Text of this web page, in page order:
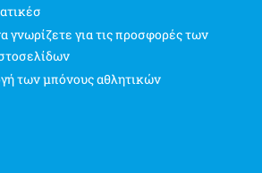
γνωρίζετε για τις προσφορές των
των μπόνους αθλητικών